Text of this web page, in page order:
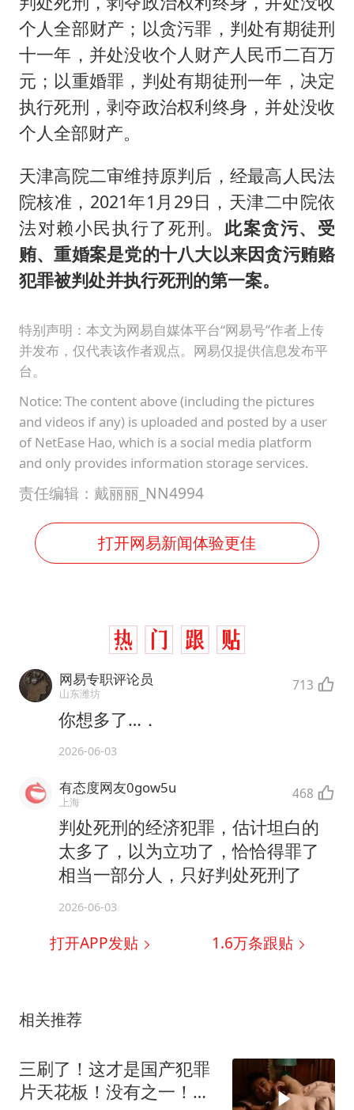
个人全部财产；以贪污罪，判处有期徒刑
十一年，并处没收个人财产人民币二百万
元；以重婚罪，判处有期徒刑一年，决定
执行死刑，剥夺政治权利终身，并处没收
个人全部财产。
天津高院二审维持原判后，经最高人民法
院核准，2021年1月29日，天津二中院依
法对赖小民执行了死刑。 此案贪污、受
贿、重婚案是党的十八大以来因贪污贿赂
犯罪被判处并执行死刑的第一案。
特别声明：本文为网易自媒体平台“网易号”作者上传
并发布，仅代表该作者观点。网易仅提供信息发布平
台。
Notice: The content above (including the pictures
and videos if any) is uploaded and posted by a user
of NetEase Hao, which is a social media platform
and only provides information storage services.
责任编辑：戴丽丽_NN4994
打开网易新闻体验更佳
网易专职评论员
山东潍坊 713
你想多了…．
2026-06-03
有态度网友0gow5u
上海 468
判处死刑的经济犯罪，估计坦白的
太多了，以为立功了，恰恰得罪了
相当一部分人，只好判处死刑了
2026-06-03
打开APP发贴 1.6万条跟贴
相关推荐
三刷了！这才是国产犯罪
片天花板！没有之一！人